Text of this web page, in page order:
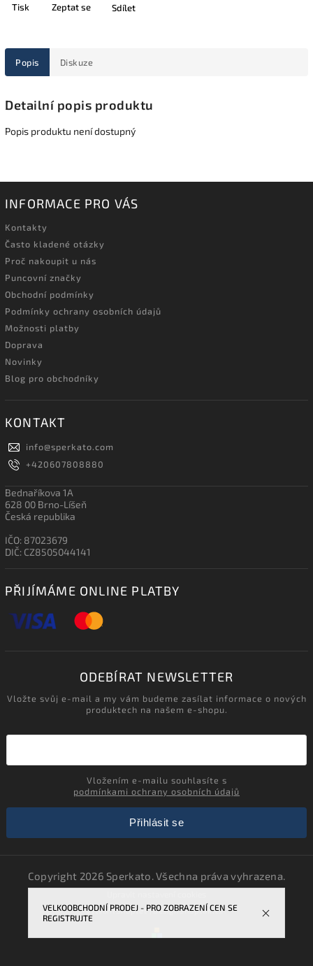
VELKOOBCHODNÍ PRODEJ - PRO ZOBRAZENÍ CEN SE
REGISTRUJTE
Tisk Zeptat se Sdílet
Popis Diskuze
Detailní popis produktu
Popis produktu není dostupný
INFORMACE PRO VÁS
Kontakty
Často kladené otázky
Proč nakoupit u nás
Puncovní značky
Obchodní podmínky
Podmínky ochrany osobních údajů
Možnosti platby
Doprava
Novinky
Blog pro obchodníky
KONTAKT
info@sperkato.com
+420607808880
Bednaříkova 1A
628 00 Brno-Líšeň
Česká republika
IČO: 87023679
DIČ: CZ8505044141
PŘIJÍMÁME ONLINE PLATBY
ODEBÍRAT NEWSLETTER
Vložte svůj e-mail a my vám budeme zasílat informace o nových
produktech na našem e-shopu.
podmínkami ochrany osobních údajů
Přihlásit se
Copyright 2026 Sperkato. Všechna práva vyhrazena.
VytvořilShoptet| DesignShoptak.cz.